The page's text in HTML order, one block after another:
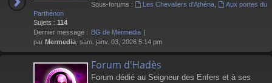
Sous-forums :
Les Chevaliers d'Athéna,
Aux portes du
Parthénon
Sujets : 114
Dernier message :
BG de Mermedia
par Mermedia , sam. janv. 03, 2026 5:14 pm
Forum d'Hadès
Forum dédié au Seigneur des Enfers et à ses